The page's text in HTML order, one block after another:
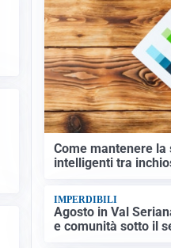
Come mantenere
intelligenti tra
IMPERDIBILI
Agosto in Val
e comunità sotto il